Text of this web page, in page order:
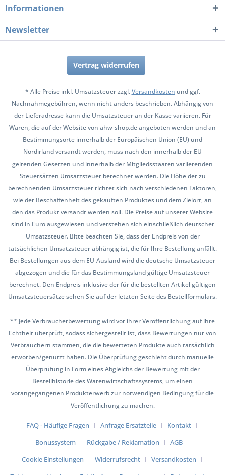
Informationen
Newsletter
Vertrag widerrufen
* Alle Preise inkl. Umsatzsteuer zzgl.Versandkosten und ggf.
Nachnahmegebühren, wenn nicht anders beschrieben. Abhängig von
der Lieferadresse kann die Umsatzsteuer an der Kasse variieren. Für
Waren, die auf der Website von ahw-shop.de angeboten werden und an
Bestimmungsorte innerhalb der Europäischen Union (EU) und
Nordirland versandt werden, muss nach den innerhalb der EU
geltenden Gesetzen und innerhalb der Mitgliedsstaaten variierenden
Steuersätzen Umsatzsteuer berechnet werden. Die Höhe der zu
berechnenden Umsatzsteuer richtet sich nach verschiedenen Faktoren,
wie der Beschaffenheit des gekauften Produktes und dem Zielort, an
den das Produkt versandt werden soll. Die Preise auf unserer Website
sind in Euro ausgewiesen und verstehen sich einschließlich deutscher
Umsatzsteuer. Bitte beachten Sie, dass der Endpreis von der
tatsächlichen Umsatzsteuer abhängig ist, die für Ihre Bestellung anfällt.
Bei Bestellungen aus dem EU-Ausland wird die deutsche Umsatzsteuer
abgezogen und die für das Bestimmungsland gültige Umsatzsteuer
berechnet. Den Endpreis inklusive der für die bestellten Artikel gültigen
Umsatzsteuersätze sehen Sie auf der letzten Seite des Bestellformulars.
** Jede Verbraucherbewertung wird vor ihrer Veröffentlichung auf ihre
Echtheit überprüft, sodass sichergestellt ist, dass Bewertungen nur von
Verbrauchern stammen, die die bewerteten Produkte auch tatsächlich
erworben/genutzt haben. Die Überprüfung geschieht durch manuelle
Überprüfung in Form eines Abgleichs der Bewertung mit der
Bestellhistorie des Warenwirtschaftssystems, um einen
vorangegangenen Produkterwerb zur notwendigen Bedingung für die
Veröffentlichung zu machen.
FAQ - Häufige Fragen Anfrage Ersatzteile
Kontakt
Bonussystem
Rückgabe / Reklamation
AGB
Cookie Einstellungen
Widerrufsrecht
Versandkosten